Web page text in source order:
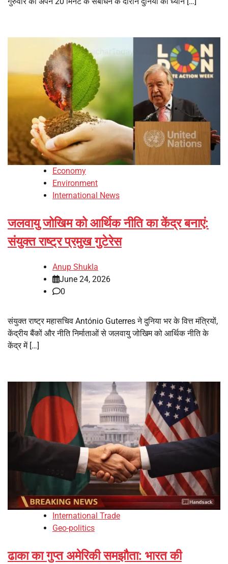
Economy
Environment
International News
जलवायु जोखिम को आर्थिक नीति का केंद्र बनाएं:
संयुक्त राष्ट्र प्रमुख गुटेरेस
Anup Shukla
June 24, 2026
0
संयुक्त राष्ट्र महासचिव António Guterres ने दुनिया भर के वित्त मंत्रियों,
केंद्रीय बैंकों और नीति निर्माताओं से जलवायु जोखिम को आर्थिक नीति के
केंद्र में […]
International Trade
Geo-politics
ढाका का गुप्त अमेरिकी समझौता: भारत की